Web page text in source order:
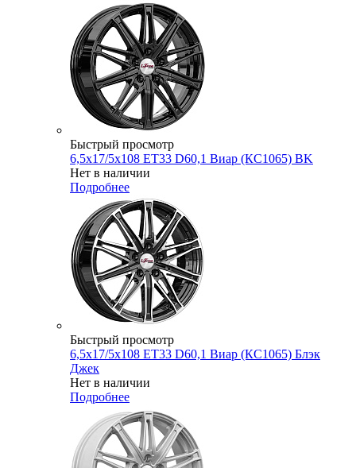
Быстрый просмотр
6,5x17/5x108 ET33 D60,1 Виар (КС1065) BK
Нет в наличии
Подробнее
Быстрый просмотр
6,5x17/5x108 ET33 D60,1 Виар (КС1065) Блэк
Джек
Нет в наличии
Подробнее